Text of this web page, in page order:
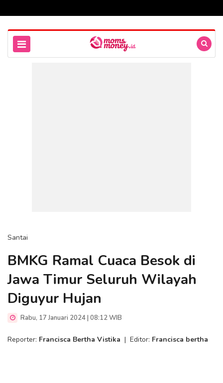
Santai
BMKG Ramal Cuaca Besok di
Jawa Timur Seluruh Wilayah
Diguyur Hujan
Rabu, 17 Januari 2024 | 08:12 WIB
Reporter: Francisca Bertha Vistika | Editor: Francisca bertha